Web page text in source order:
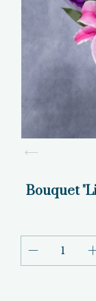
Bouquet